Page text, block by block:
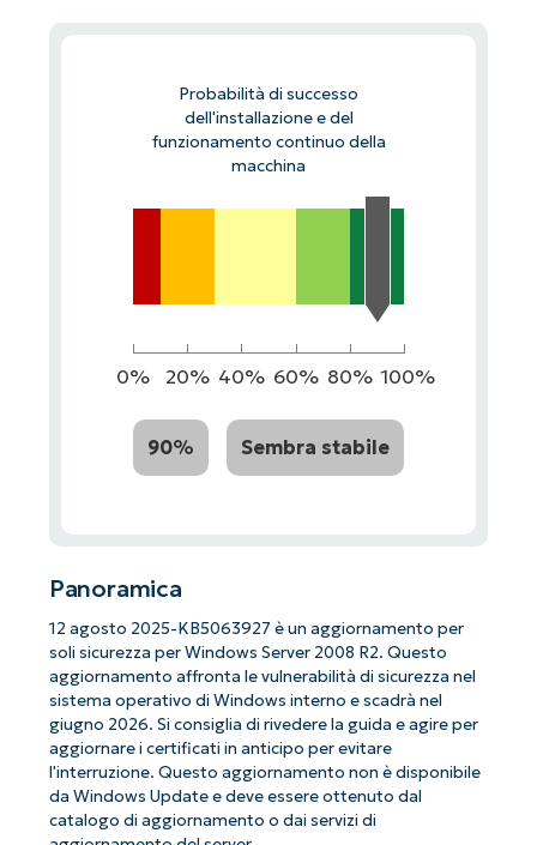
Probabilità di successo
dell'installazione e del
funzionamento continuo della
macchina
0% 20% 40% 60% 80% 100%
90% Sembra stabile
Panoramica
12 agosto 2025-KB5063927 è un aggiornamento per
soli sicurezza per Windows Server 2008 R2. Questo
aggiornamento affronta le vulnerabilità di sicurezza nel
sistema operativo di Windows interno e scadrà nel
giugno 2026. Si consiglia di rivedere la guida e agire per
aggiornare i certificati in anticipo per evitare
l'interruzione. Questo aggiornamento non è disponibile
da Windows Update e deve essere ottenuto dal
catalogo di aggiornamento o dai servizi di